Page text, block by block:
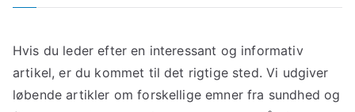
Hvis du leder efter en interessant og informativ
artikel, er du kommet til det rigtige sted. Vi udgiver
løbende artikler om forskellige emner fra sundhed og